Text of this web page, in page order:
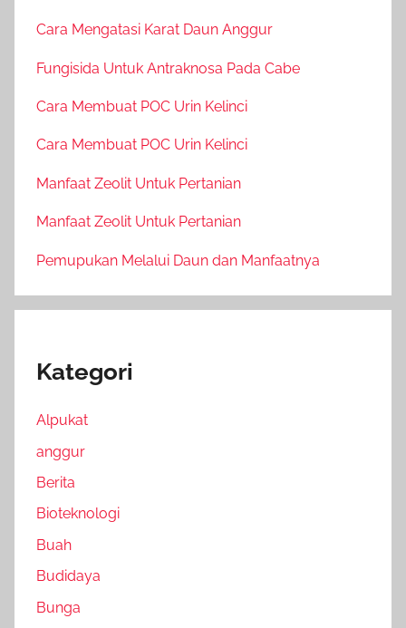
Cara Mengatasi Karat Daun Anggur
Fungisida Untuk Antraknosa Pada Cabe
Cara Membuat POC Urin Kelinci
Cara Membuat POC Urin Kelinci
Manfaat Zeolit Untuk Pertanian
Manfaat Zeolit Untuk Pertanian
Pemupukan Melalui Daun dan Manfaatnya
Kategori
Alpukat
anggur
Berita
Bioteknologi
Buah
Budidaya
Bunga